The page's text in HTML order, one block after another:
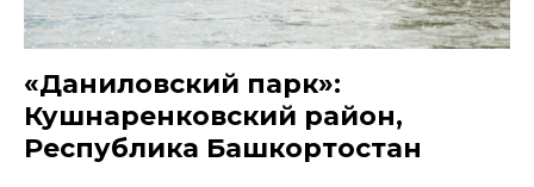
«Даниловский парк»:
Кушнаренковский район,
Республика Башкортостан